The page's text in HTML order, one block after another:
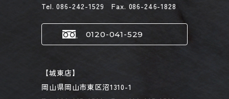
Tel. 086-242-1529 Fax. 086-246-1828
0120-041-529
【城東店】
岡山県岡山市東区沼1310-1